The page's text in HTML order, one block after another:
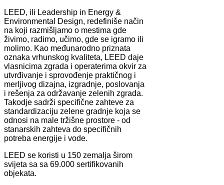
LEED, ili Leadership in Energy &
Environmental Design, redefiniše način
na koji razmišljamo o mestima gde
živimo, radimo, učimo, gde se igramo ili
molimo. Kao međunarodno priznata
oznaka vrhunskog kvaliteta, LEED daje
vlasnicima zgrada i operaterima okvir za
utvrđivanje i sprovođenje praktičnog i
merljivog dizajna, izgradnje, poslovanja
i rešenja za održavanje zelenih zgrada.
Takodje sadrži specifične zahteve za
standardizaciju zelene gradnje koja se
odnosi na male tržišne prostore - od
stanarskih zahteva do specifičnih
potreba energije i vode.
LEED se koristi u 150 zemalja širom
svijeta sa sa 69.000 sertifikovanih
objekata.